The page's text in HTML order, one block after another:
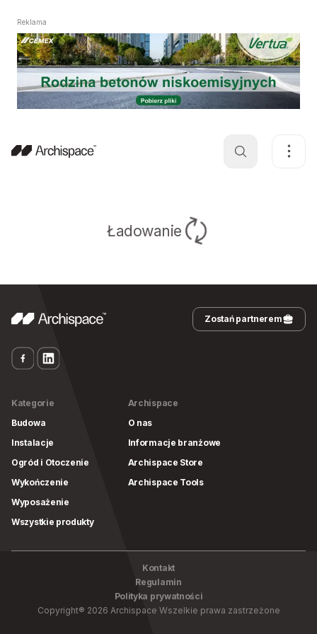
Reklama
Ładowanie
Zostań partnerem
Kategorie
Budowa
Instalacje
Ogród i Otoczenie
Wykończenie
Wyposażenie
Wszystkie produkty
Archispace
O nas
Informacje branżowe
Archispace Store
Archispace Tools
Kontakt
Regulamin
Polityka prywatności
Copyright® 2026 Archispace Wszelkie prawa zastrzeżone